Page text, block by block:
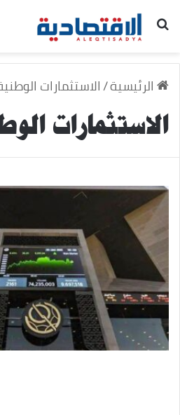
بحث عن
الرئيسية/الاستثمارات
الاستثمارات